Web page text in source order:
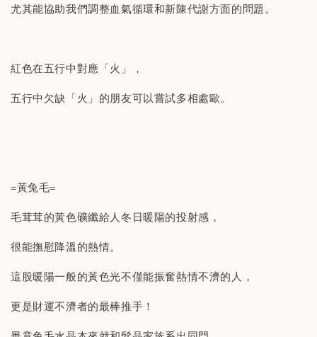
尤其能協助我們調整血氣循環和新陳代謝方面的問題。
紅色在五行中對應「火」，
五行中欠缺「火」的朋友可以嘗試多相處歐。
=黃兔毛=
毛茸茸的黃色礦纖給人冬日暖陽的投射感，
很能撫慰降溫的熱情。
這股暖陽一般的黃色光不僅能振奮熱情不濟的人，
更是財運不濟者的最棒推手！